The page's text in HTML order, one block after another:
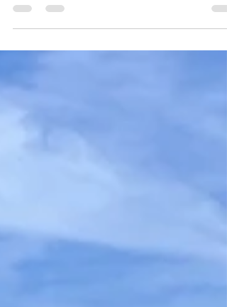
revista literária Obsoletos . Trabalha...